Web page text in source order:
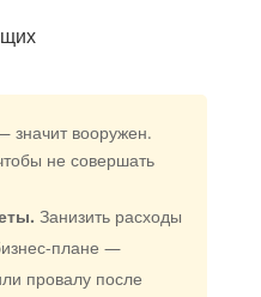
значит вооружен.
не совершать
Занизить расходы
плане —
провалу после